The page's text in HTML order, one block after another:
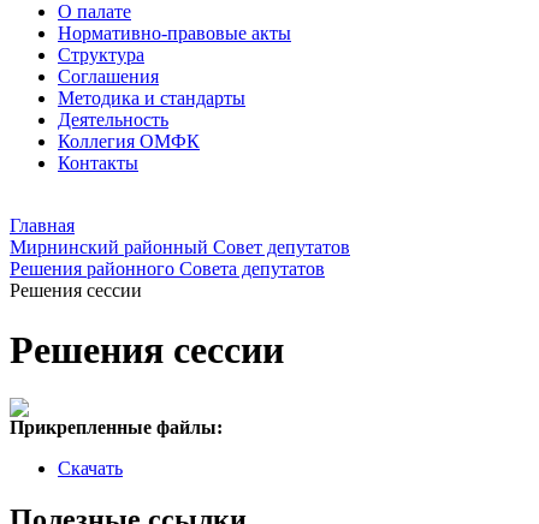
О палате
Нормативно-правовые акты
Структура
Соглашения
Методика и стандарты
Деятельность
Коллегия ОМФК
Контакты
Главная
Мирнинский районный Совет депутатов
Решения районного Совета депутатов
Решения сессии
Решения сессии
Прикрепленные файлы:
Скачать